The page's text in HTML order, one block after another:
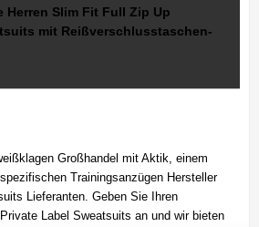
Herren Slim Fit Full Zip Up
mit Reißverschlusstaschen-
Großhandel mit Aktik, einem
Trainingsanzügen Hersteller
Lieferanten. Geben Sie
Ihren
Label Sweatsuits an und wir bieten